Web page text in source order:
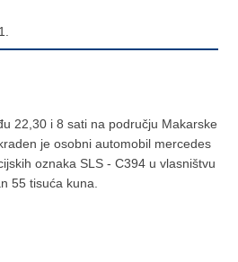
22,30 i 8 sati na području Makarske
je osobni automobil mercedes
oznaka SLS - C394 u vlasništvu
55 tisuća kuna.